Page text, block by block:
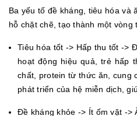
Ba yếu tố đề kháng, tiêu hóa và
hỗ chặt chẽ, tạo thành một
Tiêu hóa tốt -> Hấp thu tốt ->
hoạt động hiệu quả, trẻ hấp
chất, protein từ thức ăn, cung
phát triển của hệ miễn dịch,
Đề kháng khỏe -> Ít ốm vặt ->